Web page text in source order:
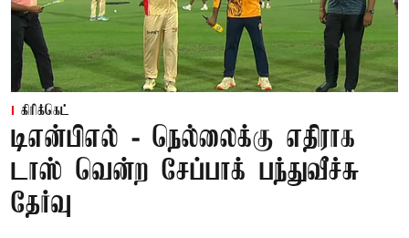
கிரிக்கெட்
டிஎன்பிஎல் - நெல்லைக்கு எதிராக
டாஸ் வென்ற சேப்பாக் பந்துவீச்சு
தேர்வு